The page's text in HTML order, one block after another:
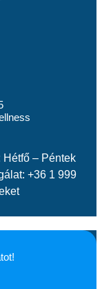
Hétfő – Péntek
+36 1 999